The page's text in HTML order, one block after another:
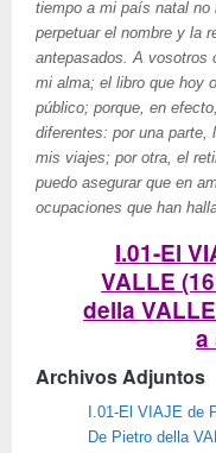
tiempo a mi país natal no
perpetuar el nombre y la
antepasados. A vosotros
mi alma; el libro que hoy
público; porque, en
diferentes: por una parte,
mis viajes; por otra, el
puedo asegurar que en
ocupaciones que han
I.01-El
VALLE
della
a
Archivos Adjuntos
I.01-El VIAJE de
De Pietro della